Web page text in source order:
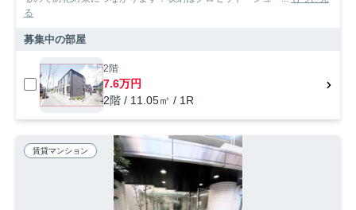
る
募集中の部屋
2階
7.6万円
2階 / 11.05㎡ / 1R
賃貸マンション